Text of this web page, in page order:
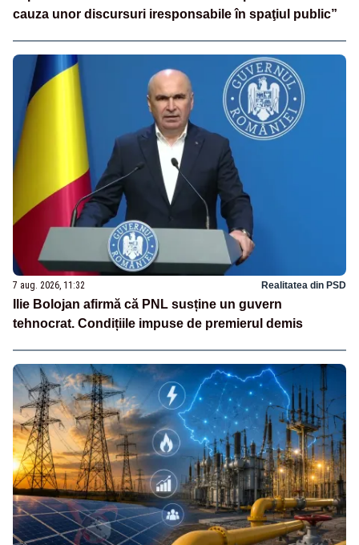
cauza unor discursuri iresponsabile în spaţiul public”
7 aug. 2026, 11:32 Realitatea din PSD
Ilie Bolojan afirmă că PNL susține un guvern
tehnocrat. Condițiile impuse de premierul demis